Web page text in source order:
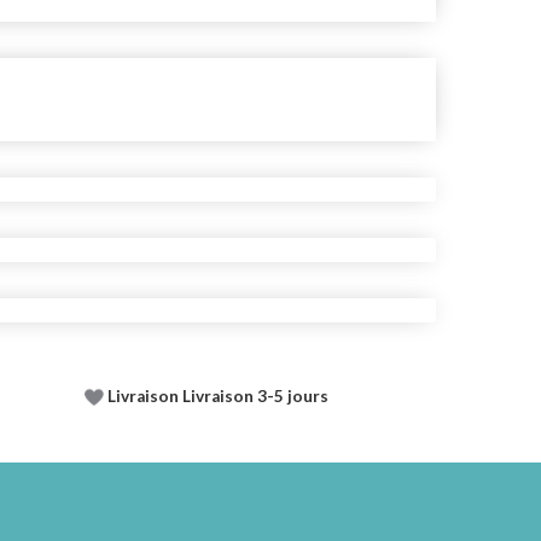
Livraison Livraison 3-5 jours